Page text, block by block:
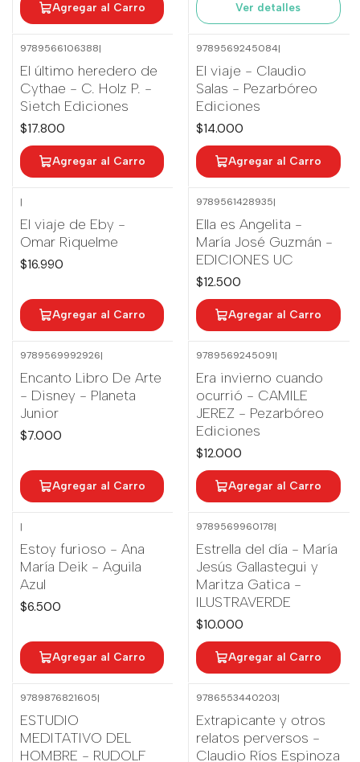
Agregar al Carro Ver detalles
9789566106388|
El último heredero de
Cythae - C. Holz P. -
Sietch Ediciones
$17.800
Agregar al Carro
9789569245084|
El viaje - Claudio
Salas - Pezarbóreo
Ediciones
$14.000
Agregar al Carro
|
El viaje de Eby -
Omar Riquelme
$16.990
Agregar al Carro
9789561428935|
Ella es Angelita -
María José Guzmán -
EDICIONES UC
$12.500
Agregar al Carro
9789569992926|
Encanto Libro De Arte
- Disney - Planeta
Junior
$7.000
Agregar al Carro
9789569245091|
Era invierno cuando
ocurrió - CAMILE
JEREZ - Pezarbóreo
Ediciones
$12.000
Agregar al Carro
|
Estoy furioso - Ana
María Deik - Aguila
Azul
$6.500
Agregar al Carro
9789569960178|
Estrella del día - María
Jesús Gallastegui y
Maritza Gatica -
ILUSTRAVERDE
$10.000
Agregar al Carro
9789876821605|
ESTUDIO
MEDITATIVO DEL
HOMBRE - RUDOLF
9786553440203|
Extrapicante y otros
relatos perversos -
Claudio Ríos Espinoza